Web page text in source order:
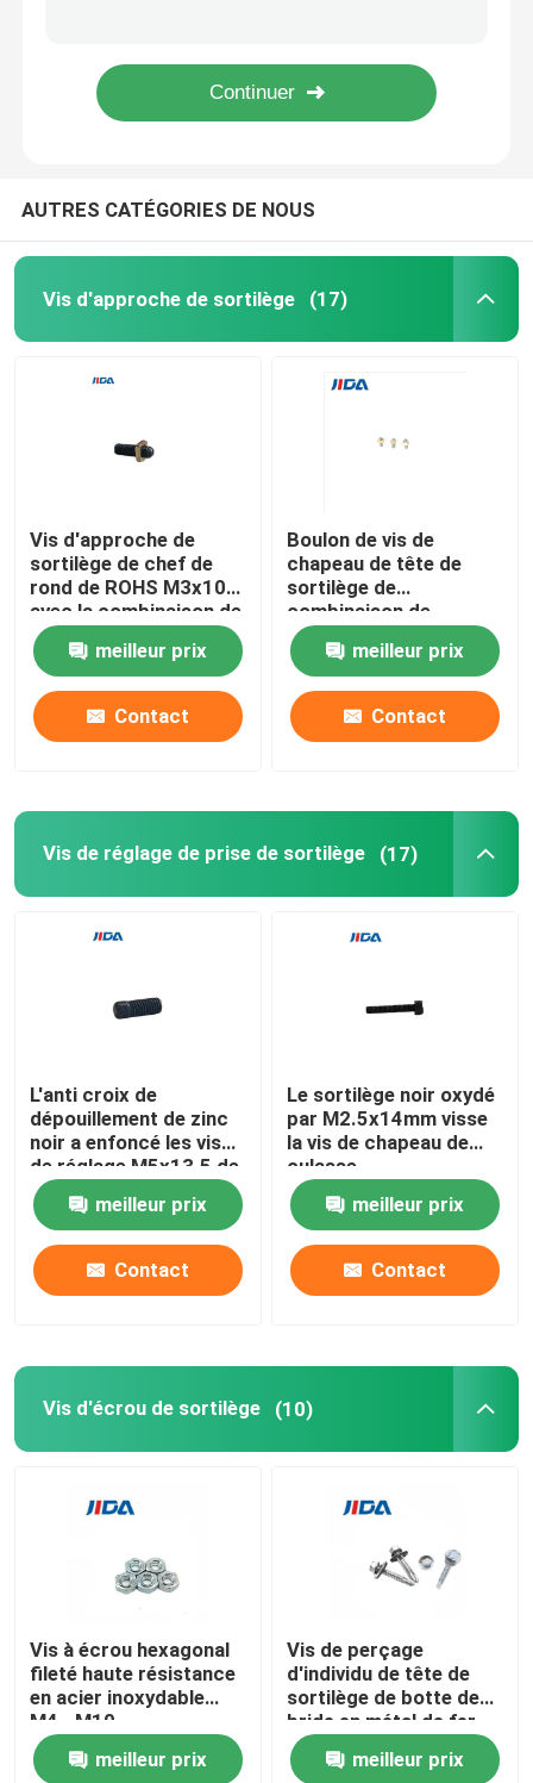
Vis d'approche de sortilège
Vis d'écrou de sortilège
Vis de machine auto-fileteuse
Vis de machine principale encochée
Axle Pin Tool
Écrou carré de soudure
Écrou d'insertion filetée
composants usinés par précision
rivets aveugles de bruit
AUTRES CATÉGORIES DE NOUS
Vis d'approche de sortilège (17)
Vis d'approche de
sortilège de chef de
rond de ROHS M3x10
avec la combinaison de
cuivre d'écrou de
l'estampillage H62
meilleur prix
Contact
Boulon de vis de
chapeau de tête de
sortilège de
combinaison de
cannelure de baisse de
noir de Q195 M3x5 anti
pour les disjoncteurs
miniatures
meilleur prix
Contact
Vis de réglage de prise de sortilège (17)
L'anti croix de
dépouillement de zinc
noir a enfoncé les vis
de réglage M5x13.5 de
prise de sortilège
meilleur prix
Contact
Le sortilège noir oxydé
par M2.5x14mm visse
la vis de chapeau de
culasse
meilleur prix
Contact
Vis d'écrou de sortilège (10)
Vis à écrou hexagonal
fileté haute résistance
en acier inoxydable
M4--M10
meilleur prix
Vis de perçage
d'individu de tête de
sortilège de botte de
bride en métal de fer
de C1022a pour la
constructionmeilleur prix